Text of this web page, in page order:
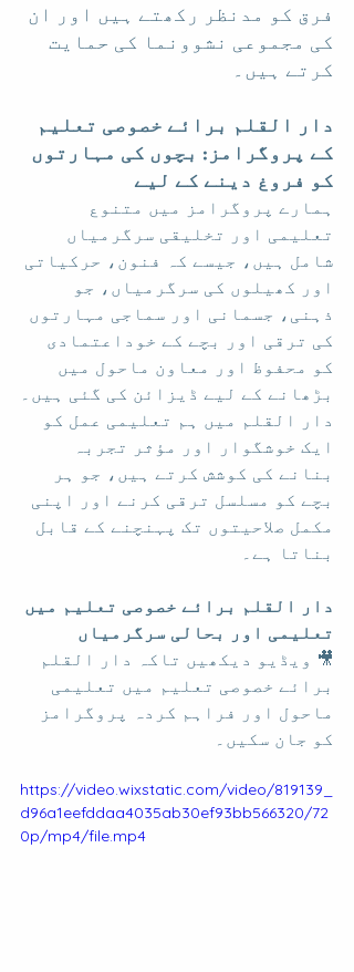
فرق کو مدنظر رکھتے ہیں اور ان
کی مجموعی نشوونما کی حمایت
کرتے ہیں۔
دار القلم برائے خصوصی تعلیم
کے پروگرامز: بچوں کی مہارتوں
کو فروغ دینے کے لیے
ہمارے پروگرامز میں متنوع
تعلیمی اور تخلیقی سرگرمیاں
شامل ہیں، جیسے کہ فنون، حرکیاتی
اور کھیلوں کی سرگرمیاں، جو
ذہنی، جسمانی اور سماجی مہارتوں
کی ترقی اور بچے کے خوداعتمادی
کو محفوظ اور معاون ماحول میں
بڑھانے کے لیے ڈیزائن کی گئی ہیں۔
دار القلم میں ہم تعلیمی عمل کو
ایک خوشگوار اور مؤثر تجربہ
بنانے کی کوشش کرتے ہیں، جو ہر
بچے کو مسلسل ترقی کرنے اور اپنی
مکمل صلاحیتوں تک پہنچنے کے قابل
بناتا ہے۔
دار القلم برائے خصوصی تعلیم میں
تعلیمی اور بحالی سرگرمیاں
🎥 ویڈیو دیکھیں تاکہ دار القلم
برائے خصوصی تعلیم میں تعلیمی
ماحول اور فراہم کردہ پروگرامز
کو جان سکیں۔
https://video.wixstatic.com/video/819139_
d96a1eefddaa4035ab30ef93bb566320/72
0p/mp4/file.mp4